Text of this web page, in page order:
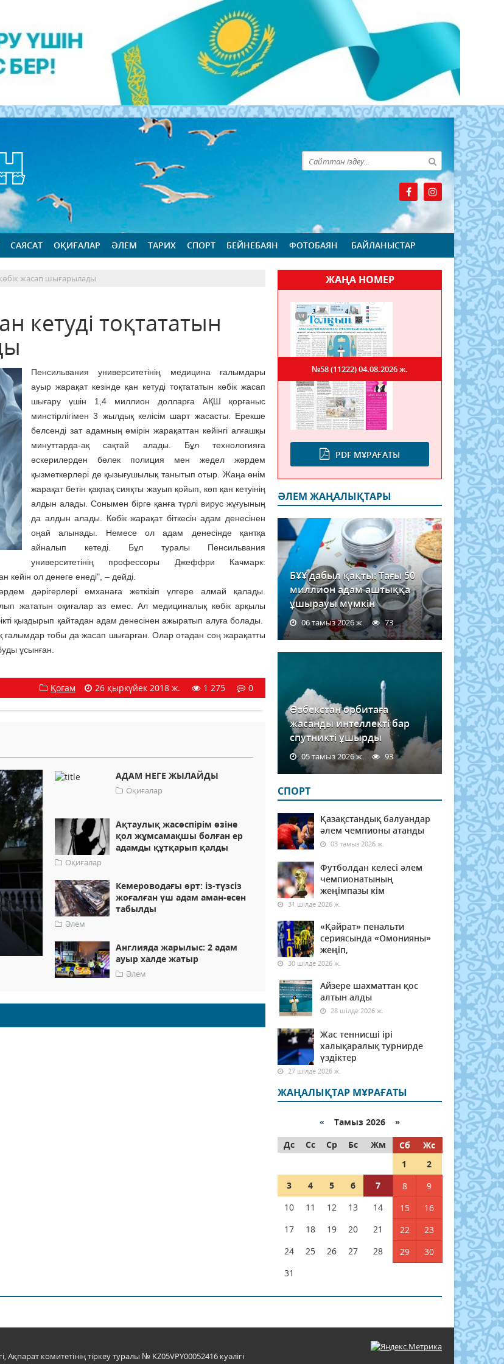
САЯСАТ ОҚИҒАЛАР ӘЛЕМ ТАРИХ СПОРТ БЕЙНЕБАЯН ФОТОБАЯН БАЙЛАНЫСТАР
көбік жасап шығарылады
кетуді тоқтататын
Пенсильвания университетінің медицина ғалымдары
ауыр жарақат кезінде қан кетуді тоқтататын көбік жасап
шығару үшін 1,4 миллион долларға АҚШ қорғаныс
минстірлігімен 3 жылдық келісім шарт жасасты. Ерекше
белсенді зат адамның өмірін жарақаттан кейінгі алғашқы
минуттарда-ақ сақтай алады. Бұл технологияға
әскерилерден бөлек полиция мен жедел жәрдем
қызметкерлері де қызығушылық танытып отыр. Жаңа өнім
жарақат бетін қақпақ сияқты жауып қойып, көп қан кетуінің
алдын алады. Сонымен бірге қанға түрлі вирус жұғуының
да алдын алады. Көбік жарақат біткесін адам денесінен
оңай алынады. Немесе ол адам денесінде қантқа
айналып кетеді. Бұл туралы Пенсильвания
университетінің профессоры Джеффри Качмарк:
кейін ол денеге енеді", – дейді.
дәрігерлері емханаға жеткізіп үлгере алмай қалады.
жататын оқиғалар аз емес. Ал медициналық көбік арқылы
қыздырып қайтадан адам денесінен ажыратып алуға болады.
ғалымдар тобы да жасап шығарған. Олар отадан соң жарақатты
ұсынған.
Қоғам 26 қыркүйек 2018 ж. 1 275 0
АДАМ НЕГЕ ЖЫЛАЙДЫ
Оқиғалар
Ақтаулық жасөспірім өзіне
қол жұмсамақшы болған ер
адамды құтқарып қалды
Оқиғалар
Кемероводағы өрт: із-түзсіз
жоғалған үш адам аман-есен
табылды
Әлем
Англияда жарылыс: 2 адам
ауыр халде жатыр
Әлем
ЖАҢА НОМЕР
PDF МҰРАҒАТЫ
№58 (11222)04.08.2026 ж.
ӘЛЕМ ЖАҢАЛЫҚТАРЫ
БҰҰ дабыл қақты: Тағы 50
миллион адам аштыққа
ұшырауы мүмкін
06 тамыз 2026 ж. 73
Өзбекстан орбитаға
жасанды интеллекті бар
спутникті ұшырды
05 тамыз 2026 ж. 93
СПОРТ
Қазақстандық балуандар
әлем чемпионы атанды
03 тамыз 2026 ж.
Футболдан келесі әлем
чемпионатының
жеңімпазы кім
31 шілде 2026 ж.
«Қайрат» пенальти
сериясында «Омонияны»
жеңіп,
30 шілде 2026 ж.
Айзере шахматтан қос
алтын алды
28 шілде 2026 ж.
Жас теннисші ірі
халықаралық турнирде
үздіктер
27 шілде 2026 ж.
ЖАҢАЛЫҚТАР МҰРАҒАТЫ
« Тамыз 2026 »
Дс
Сс Ср Бс Жм Сб
Жс
1
2
3
4 5 6 7 8
9
10
11 12 13 14 15
16
17
18 19 20 21 22
23
24
25 26 27 28 29
30
31
комитетінің тіркеу туралы № KZ05VPY00052416 куәлігі